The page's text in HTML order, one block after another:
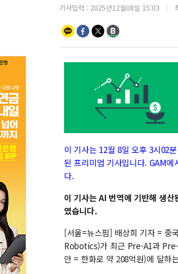
기사입력 : 2025년12월08일 15:03
이 기사는 12월 8일 오후 3시02
된 프리미엄 기사입니다. GAM
다.
이 기사는 AI 번역에 기반해 생
였습니다.
[서울=뉴스핌] 배상희 기자 = 중
Robotics)가 최근 Pre-A1과
안 = 한화로 약 208억원)에 달하